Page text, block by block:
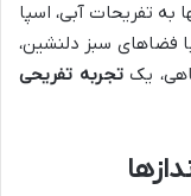
به تفریحات آبی، اسپا
فضاهای سبز دلنشین،
یکتجربه تفریحی